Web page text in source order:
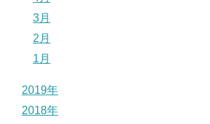
3月
2月
1月
2019年
2018年